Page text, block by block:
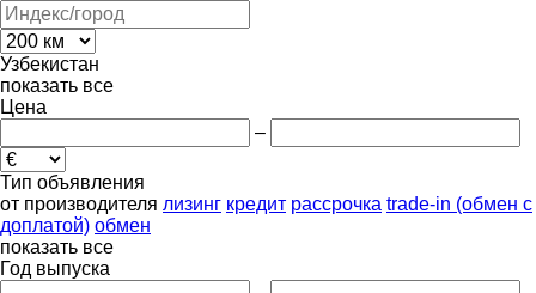
Узбекистан
показать все
Цена
–
Тип объявления
от производителя лизинг кредит рассрочка trade-in (обмен с
доплатой) обмен
показать все
Год выпуска